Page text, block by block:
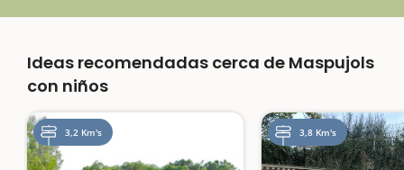
Ideas recomendadas cerca de Maspujols
con niños
3,2 Km's 3,8 Km's